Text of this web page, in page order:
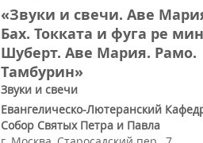
«Звуки и свечи. Аве
Бах. Токката и фуга ре
Шуберт. Аве Мария. Рамо.
Тамбурин»
Звуки и свечи
Евангелическо-Лютеранский
Собор Святых Петра и Павла